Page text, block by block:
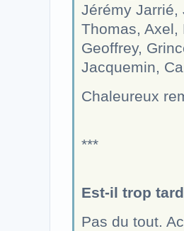
Jérémy Jarrié,
Thomas, Axel,
Geoffrey,
Jacquemin,
Chaleureux
***
Est-il trop
Pas du tout.